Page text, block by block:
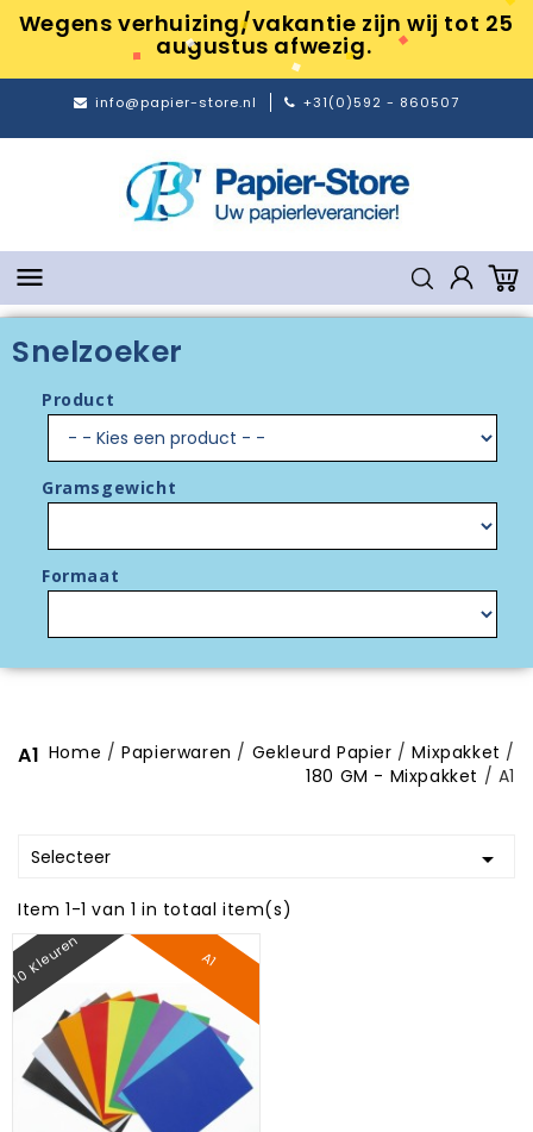
Wegens verhuizing/vakantie zijn wij tot 25
augustus afwezig.
info@papier-store.nl +31(0)592 - 860507

Snelzoeker
Product
Gramsgewicht
Formaat
A1 Home Papierwaren Gekleurd Papier
Mixpakket
180 GM - Mixpakket
A1
Selecteer 
Item 1-1 van 1 in totaal item(s)
10 Kleuren A1